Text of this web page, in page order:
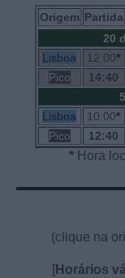
Origem Partida
20
Lisboa
12:00*
Pico
14:40
Lisboa
10:00*
Pico
12:40
*Hora
(clique na
[Horários